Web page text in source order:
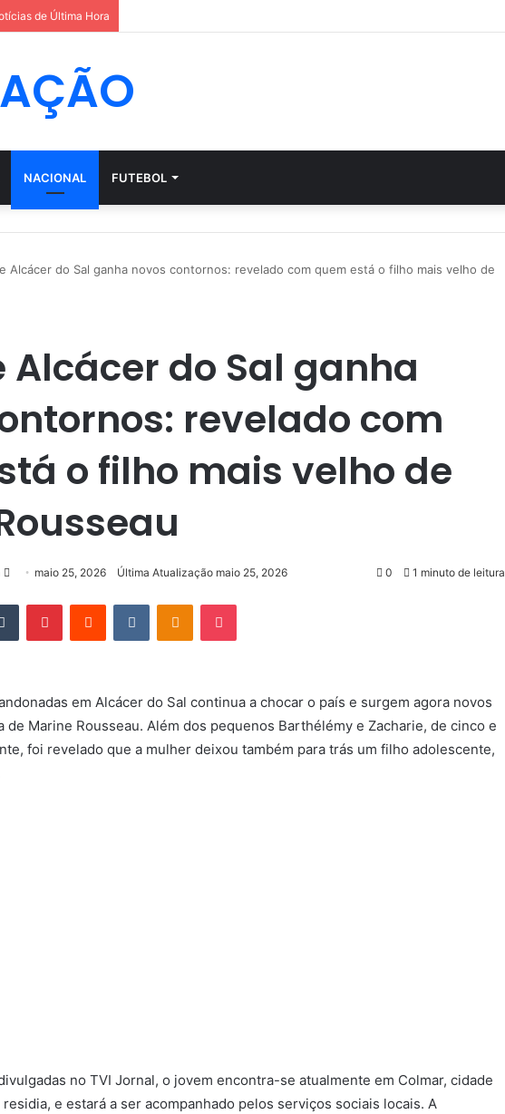
de Última Hora
NACIONAL FUTEBOL
Alcácer do Sal ganha novos contornos: revelado com quem está o filho mais velho de
Alcácer do Sal ganha
revelado com
o filho mais velho de
Mande
mail
maio 25, 2026 Última Atualização maio 25, 2026 0 1 minuto de leitura
Tumblr PinterestReddit VK OK Pocket
em Alcácer do Sal continua a chocar o país e surgem agora novos
de Marine Rousseau. Além dos pequenos Barthélémy e Zacharie, de cinco e
foi revelado que a mulher deixou também para trás um filho adolescente,
no TVI Jornal, o jovem encontra-se atualmente em Colmar, cidade
e estará a ser acompanhado pelos serviços sociais locais. A